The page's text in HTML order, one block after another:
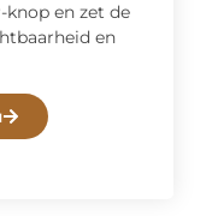
knop en zet de
en